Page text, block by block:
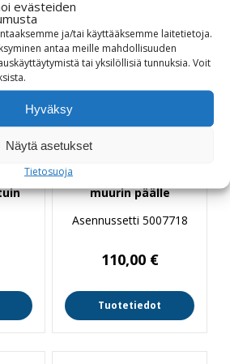
evästeiden
ja/tai käyttääksemme laitetietoja.
antaa meille mahdollisuuden
tai yksilöllisiä tunnuksia. Voit
.
Hyväksy
Näytä asetukset
Tietosuoja
muurin päälle
Asennussetti 5007718
110,00 €
Tuotetiedot